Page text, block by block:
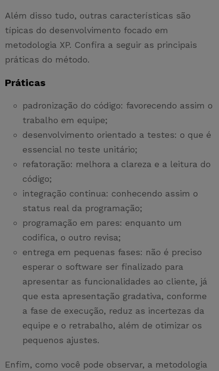
Além disso tudo, outras características são
típicas do desenvolvimento focado em
metodologia XP. Confira a seguir as principais
práticas do método.
Práticas
padronização do código: favorecendo assim o
trabalho em equipe;
desenvolvimento orientado a testes: o que é
essencial no teste unitário;
refatoração: melhora a clareza e a leitura do
código;
integração continua: conhecendo assim o
status real da programação;
programação em pares: enquanto um
codifica, o outro revisa;
entrega em pequenas fases: não é preciso
esperar o software ser finalizado para
apresentar as funcionalidades ao cliente, já
que esta apresentação gradativa, conforme
a fase de execução, reduz as incertezas da
equipe e o retrabalho, além de otimizar os
pequenos ajustes.
Enfim, como você pode observar, a metodologia